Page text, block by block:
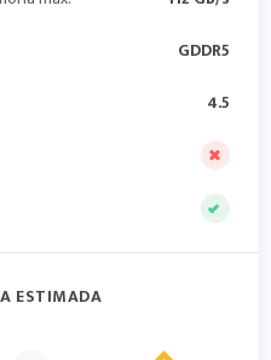
GDDR5
4.5
ESTIMADA